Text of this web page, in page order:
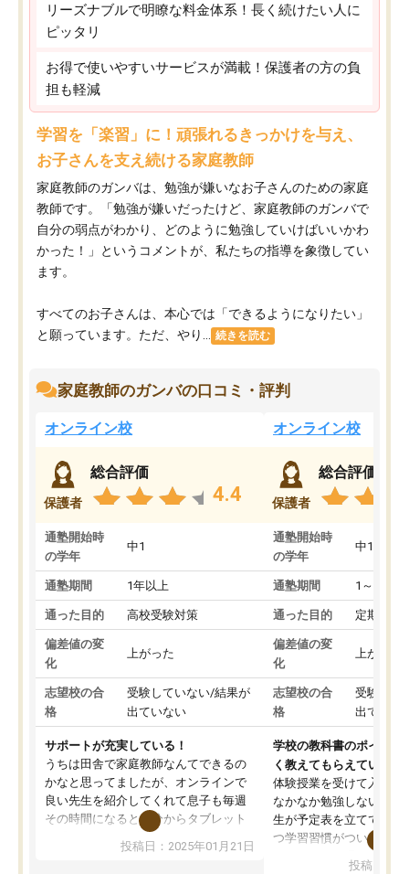
リーズナブルで明瞭な料金体系！長く続けたい人に
ピッタリ
お得で使いやすいサービスが満載！保護者の方の負
担も軽減
学習を「楽習」に！頑張れるきっかけを与え、
お子さんを支え続ける家庭教師
家庭教師のガンバは、勉強が嫌いなお子さんのための家庭
教師です。「勉強が嫌いだったけど、家庭教師のガンバで
自分の弱点がわかり、どのように勉強していけばいいかわ
かった！」というコメントが、私たちの指導を象徴してい
ます。
すべてのお子さんは、本心では「できるようになりたい」
と願っています。ただ、やり...
続きを読む
家庭教師のガンバの口コミ・評判
オンライン校
保護者
総合評価
4.4
通塾開始時
の学年
中1
通塾期間 1年以上
通った目的 高校受験対策
偏差値の変
化
上がった
志望校の合
格
受験していない/結果が
出ていない
サポートが充実している！
うちは田舎で家庭教師なんてできるの
かなと思ってましたが、オンラインで
良い先生を紹介してくれて息子も毎週
その時間になると自分からタブレット
を開いてzoomを繋げるようになりまし
た！5科目なんでもOKなのもとても気
投稿日：2025年01月21日
オンライン校
保護者
総合評価
通塾開始時
の学年
中1
通塾期間 1～3ヵ月
通った目的 定期テス
偏差値の変
化
上がった
志望校の合
格
受験して
出ていな
学校の教科書のポイント
く教えてもらえている
体験授業を受けて入塾し
なかなか勉強しない息子
生が予定表を立ててくれ
つ学習習慣がついてきま
投稿日：